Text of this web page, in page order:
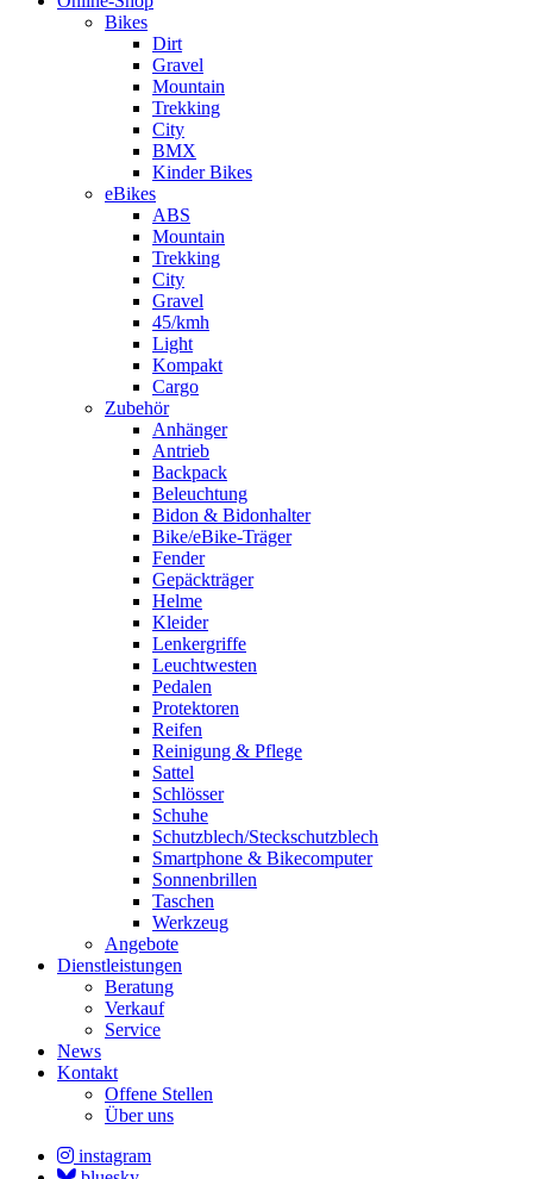
Bikes
Dirt
Gravel
Mountain
Trekking
City
BMX
Kinder Bikes
eBikes
ABS
Mountain
Trekking
City
Gravel
45/kmh
Light
Kompakt
Cargo
Zubehör
Anhänger
Antrieb
Backpack
Beleuchtung
Bidon & Bidonhalter
Bike/eBike-Träger
Fender
Gepäckträger
Helme
Kleider
Lenkergriffe
Leuchtwesten
Pedalen
Protektoren
Reifen
Reinigung & Pflege
Sattel
Schlösser
Schuhe
Schutzblech/Steckschutzblech
Smartphone & Bikecomputer
Sonnenbrillen
Taschen
Werkzeug
Angebote
Dienstleistungen
Beratung
Verkauf
Service
News
Kontakt
Offene Stellen
Über uns
instagram